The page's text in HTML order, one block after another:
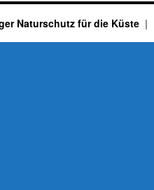
Naturschutz für die Küste